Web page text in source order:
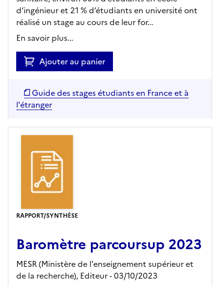
d’ingénieur et 21 % d’étudiants en université ont
réalisé un stage au cours de leur for...
En savoir plus...
Ajouter au panier
Guide des stages étudiants en France et à
l'étranger
RAPPORT/SYNTHÈSE
Baromètre parcoursup 2023
MESR (Ministère de l'enseignement supérieur et
de la recherche), Editeur- 03/10/2023